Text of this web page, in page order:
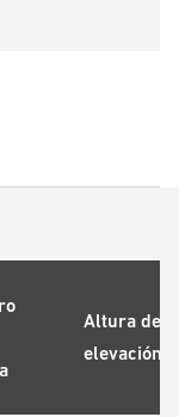
Altura de
elevación